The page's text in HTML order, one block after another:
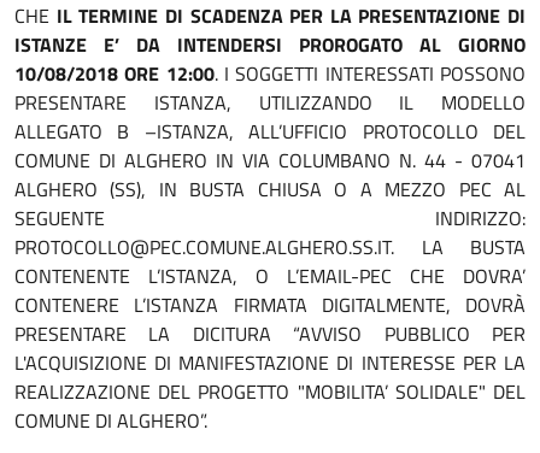
CHE IL TERMINE DI SCADENZA PER LA PRESENTAZIONE DI
ISTANZE E’ DA INTENDERSI PROROGATO AL GIORNO
10/08/2018 ORE 12:00. I SOGGETTI INTERESSATI POSSONO
PRESENTARE ISTANZA, UTILIZZANDO IL MODELLO
ALLEGATO B –ISTANZA, ALL’UFFICIO PROTOCOLLO DEL
COMUNE DI ALGHERO IN VIA COLUMBANO N. 44 - 07041
ALGHERO (SS), IN BUSTA CHIUSA O A MEZZO PEC AL
SEGUENTE INDIRIZZO:
PROTOCOLLO@PEC.COMUNE.ALGHERO.SS.IT. LA BUSTA
CONTENENTE L’ISTANZA, O L’EMAIL-PEC CHE DOVRA’
CONTENERE L’ISTANZA FIRMATA DIGITALMENTE, DOVRÀ
PRESENTARE LA DICITURA “AVVISO PUBBLICO PER
L'ACQUISIZIONE DI MANIFESTAZIONE DI INTERESSE PER LA
REALIZZAZIONE DEL PROGETTO "MOBILITA’ SOLIDALE" DEL
COMUNE DI ALGHERO”.